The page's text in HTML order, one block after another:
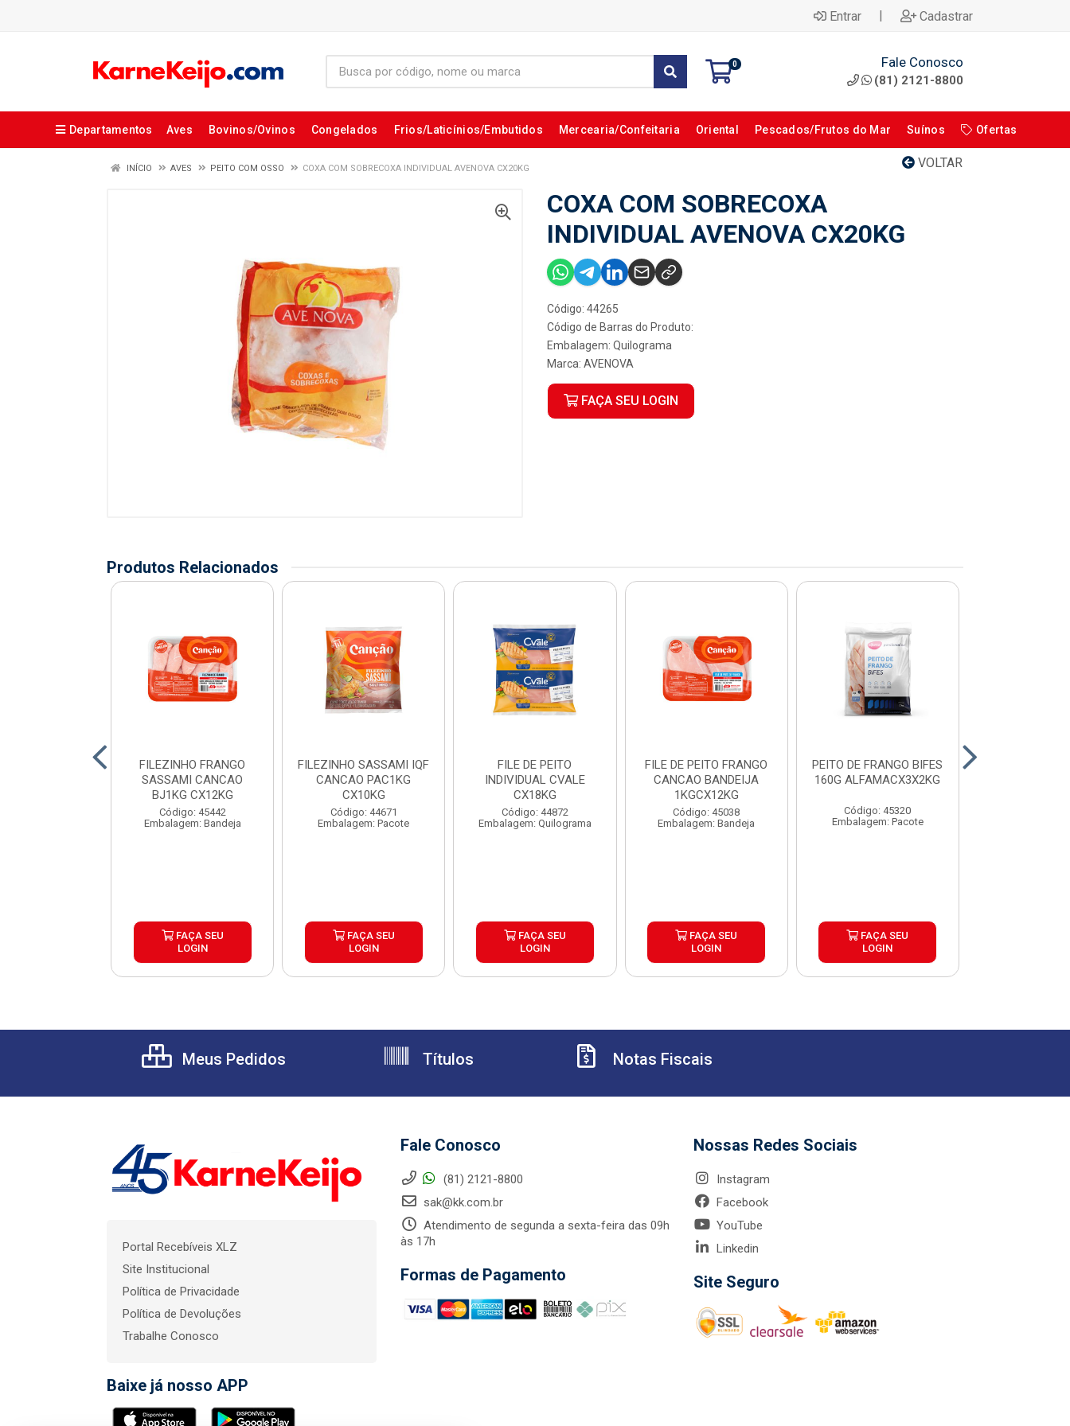
Entrar | Cadastrar
0 Fale Conosco
(81) 2121-8800
Departamentos Aves Bovinos/Ovinos Congelados Frios/Laticínios/Embutidos Mercearia/Confeitaria Oriental Pescados/Frutos do Mar Suínos Ofertas
VOLTAR
INÍCIO AVES PEITO COM OSSO COXA COM SOBRECOXA INDIVIDUAL AVENOVA CX20KG
COXA COM SOBRECOXA
INDIVIDUAL AVENOVA CX20KG
Código: 44265
Código de Barras do Produto:
Embalagem: Quilograma
Marca: AVENOVA
FAÇA SEU LOGIN
Produtos Relacionados
FILEZINHO FRANGO
SASSAMI CANCAO
BJ1KG CX12KG
Código: 45442
Embalagem: Bandeja
FAÇA SEU
LOGIN
FILEZINHO SASSAMI IQF
CANCAO PAC1KG
CX10KG
Código: 44671
Embalagem: Pacote
FAÇA SEU
LOGIN
FILE DE PEITO
INDIVIDUAL CVALE
CX18KG
Código: 44872
Embalagem: Quilograma
FAÇA SEU
LOGIN
FILE DE PEITO FRANGO
CANCAO BANDEIJA
1KGCX12KG
Código: 45038
Embalagem: Bandeja
FAÇA SEU
LOGIN
PEITO DE FRANGO BIFES
160G ALFAMACX3X2KG
Código: 45320
Embalagem: Pacote
FAÇA SEU
LOGIN
Meus Pedidos Títulos Notas Fiscais
Portal Recebíveis XLZ
Site Institucional
Política de Privacidade
Política de Devoluções
Trabalhe Conosco
Baixe já nosso APP
Fale Conosco
(81) 2121-8800
sak@kk.com.br
Atendimento de segunda a sexta-feira das 09h
às 17h
Formas de Pagamento
Nossas Redes Sociais
Instagram
Facebook
YouTube
Linkedin
Site Seguro